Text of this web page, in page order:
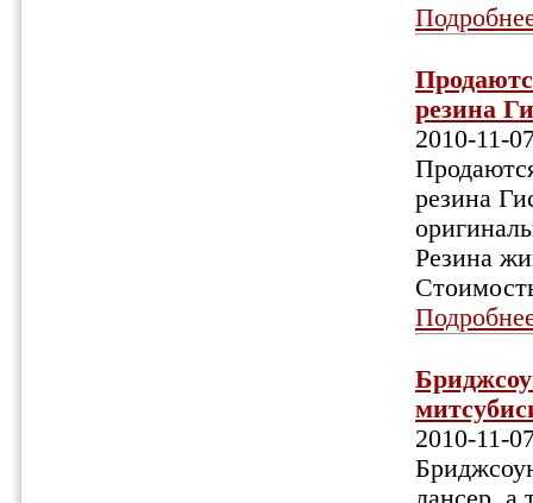
резина
2010-11-
резина
Резина
2010-11-